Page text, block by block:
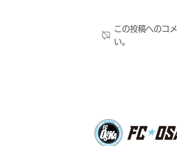
この投稿へのコ
い。